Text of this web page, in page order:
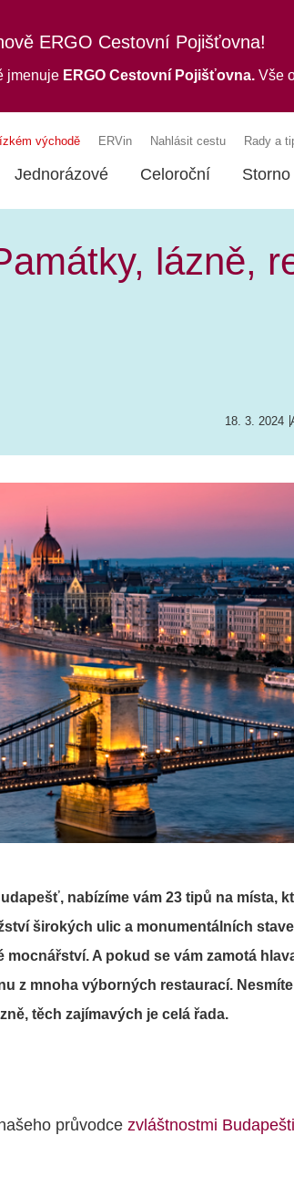
ERGO Cestovní Pojišťovna!
jmenuje ERGO Cestovní Pojišťovna.Vše
východě ERVin Nahlásit cestu Rady a
Jednorázové Celoroční Storno
lázně,
18. 3. 2024
nabízíme vám 23 tipů na místa,
širokých ulic a monumentálních
A pokud se vám zamotá
z mnoha výborných restaurací. Nesmíte
těch zajímavých je celá řada.
průvodce zvláštnostmi